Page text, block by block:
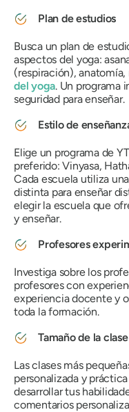
Plan de estudios
Busca un plan de
aspectos del yoga:
(respiración),
del yoga. Un programa
seguridad para enseñar.
Estilo de
Elige un programa de
preferido: Vinyasa,
Cada escuela utiliza
distinta para enseñar
elegir la escuela que
y enseñar.
Profesores
Investiga sobre los
profesores con
experiencia docente y
toda la formación.
Tamaño de la clase
Las clases más
personalizada y
desarrollar tus
comentarios